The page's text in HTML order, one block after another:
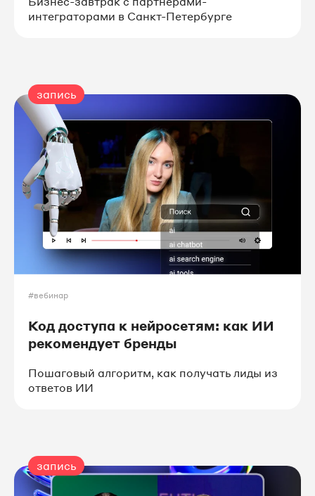
интеграторами в Санкт-Петербурге
запись
#вебинар
Код доступа к нейросетям: как ИИ
рекомендует бренды
Пошаговый алгоритм, как получать лиды из
ответов ИИ
запись